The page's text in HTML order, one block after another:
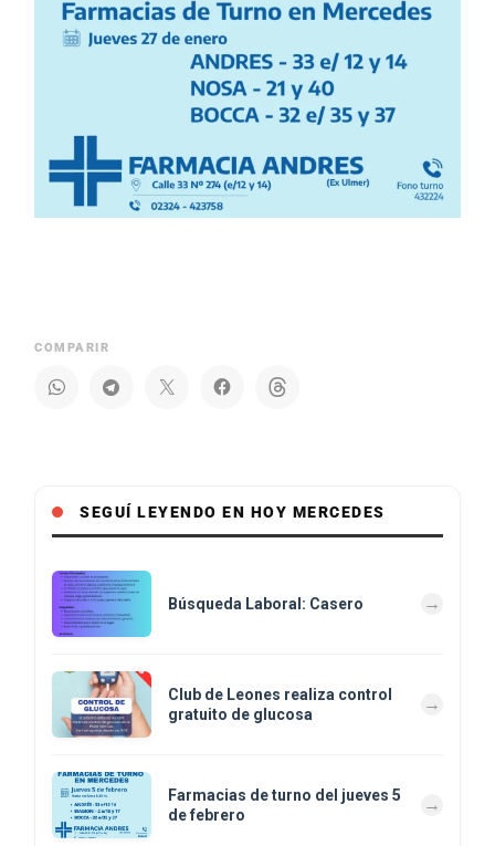
COMPARIR
SEGUÍ LEYENDO EN HOY MERCEDES
Búsqueda Laboral: Casero
Club de Leones realiza control
gratuito de glucosa
Farmacias de turno del jueves 5
de febrero